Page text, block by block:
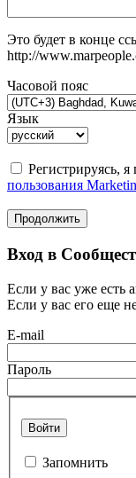
Это будет в конце
http://
Часовой пояс
Язык
Регистрируясь,
пользования
Продолжить
Вход в
Если у вас уже есть
Если у вас его еще
E-mail
Пароль
Войти
Запомнить